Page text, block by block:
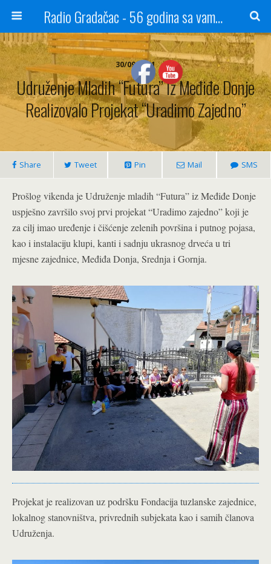
Radio Gradačac - 56 godina sa vama...
30/09/2021
Udruženje Mladih “Futura” Iz Međiđe Donje
Realizovalo Projekat “Uradimo Zajedno”
Share Tweet Pin Mail SMS
Prošlog vikenda je Udruženje mladih “Futura” iz Međiđe Donje
uspješno završilo svoj prvi projekat “Uradimo zajedno” koji je
za cilj imao uređenje i čišćenje zelenih površina i putnog pojasa,
kao i instalaciju klupi, kanti i sadnju ukrasnog drveća u tri
mjesne zajednice, Međiđa Donja, Srednja i Gornja.
Projekat je realizovan uz podršku Fondacija tuzlanske zajednice,
lokalnog stanovništva, privrednih subjekata kao i samih članova
Udruženja.